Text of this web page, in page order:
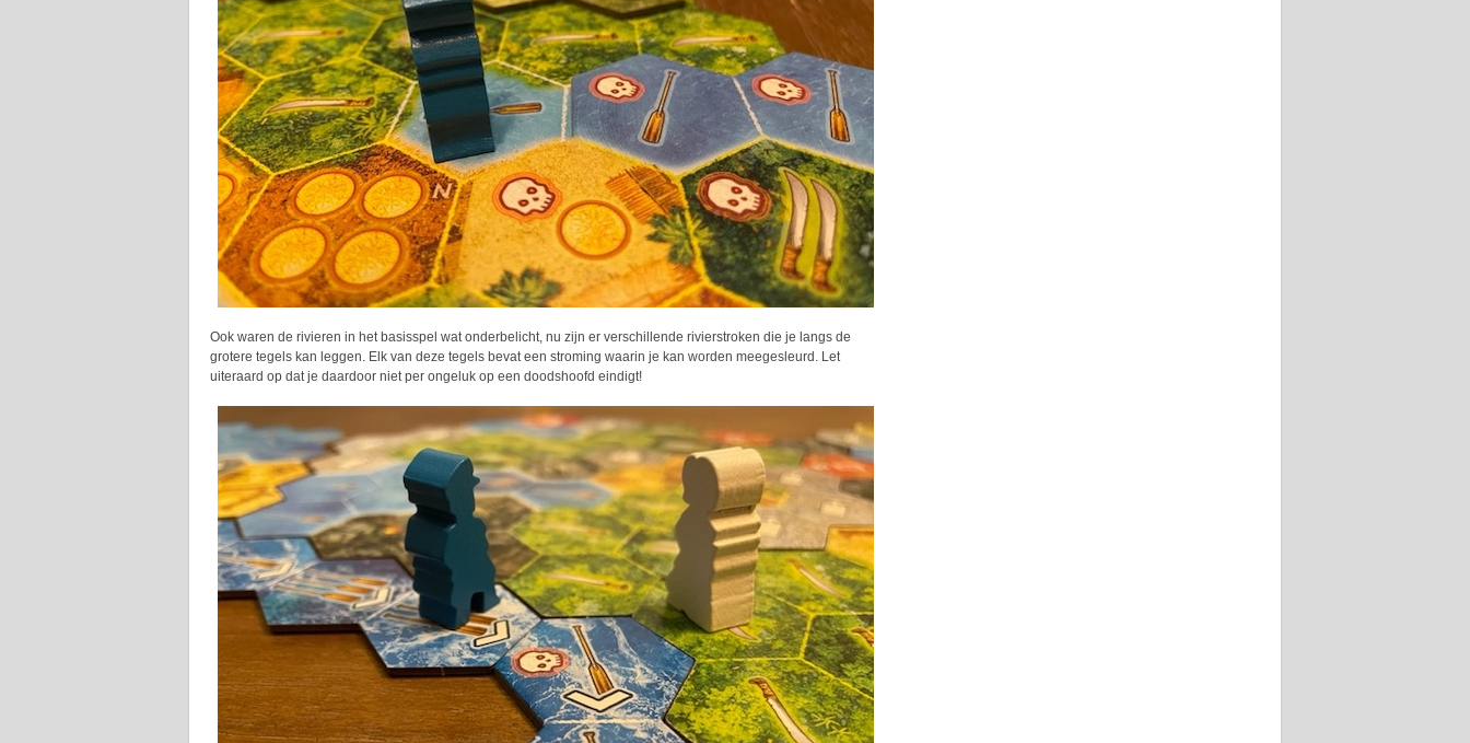
Ook waren de rivieren in het basisspel wat onderbelicht, nu zijn er verschillende rivierstroken die je langs de
grotere tegels kan leggen. Elk van deze tegels bevat een stroming waarin je kan worden meegesleurd. Let
uiteraard op dat je daardoor niet per ongeluk op een doodshoofd eindigt!